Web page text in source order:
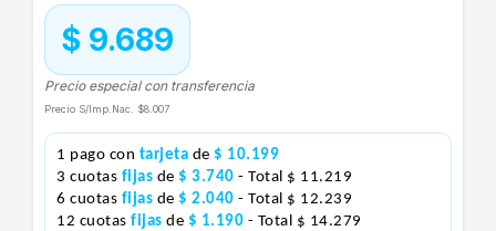
$ 9.689
Precio especial con transferencia
Precio S/Imp.Nac. $8.007
1 pago con tarjeta de $ 10.199
3 cuotas fijas de $ 3.740 - Total $ 11.219
6 cuotas fijas de $ 2.040 - Total $ 12.239
12 cuotas fijas de $ 1.190 - Total $ 14.279